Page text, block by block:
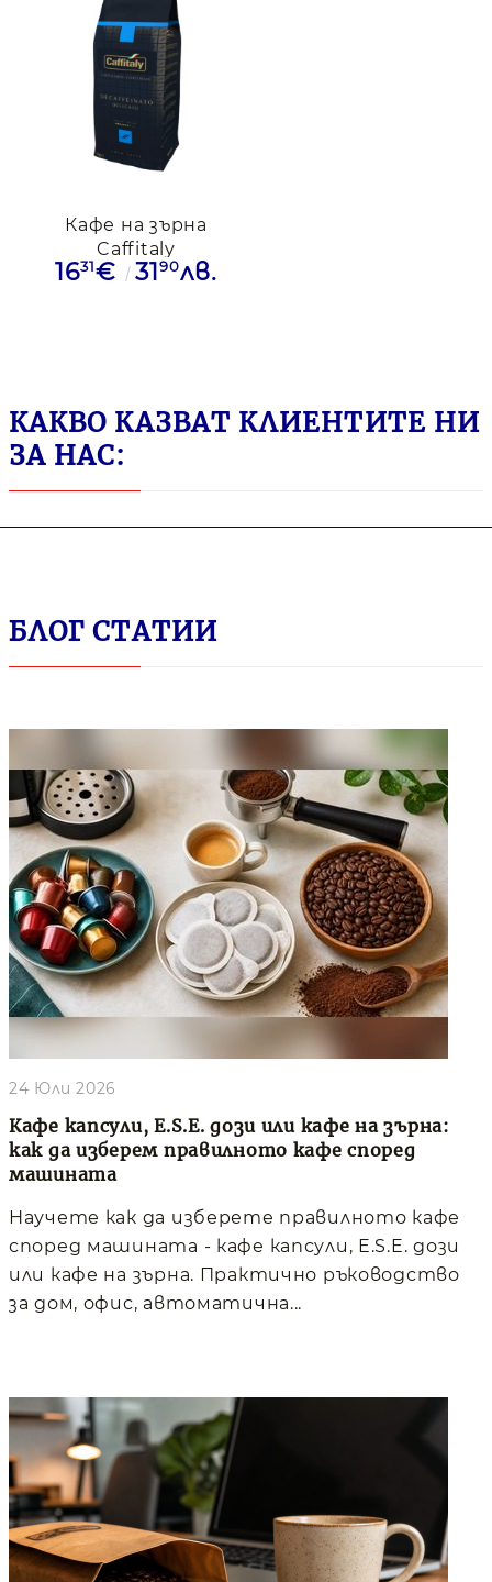
Кафе на зърна
Caffitaly
Decaffeinato, 500 г
1631€ 3190лв.
КАКВО КАЗВАТ КЛИЕНТИТЕ НИ
ЗА НАС:
БЛОГ СТАТИИ
Кафе капсули, E.S.E. дози или кафе на зърна:
как да изберем правилното кафе според
машината
24 Юли 2026
Научете как да изберете правилното кафе
според машината - кафе капсули, E.S.E. дози
или кафе на зърна. Практично ръководство
за дом, офис, автоматична...